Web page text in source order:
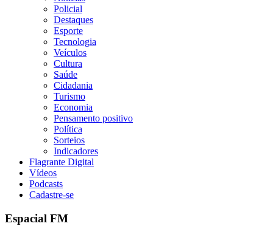
Policial
Destaques
Esporte
Tecnologia
Veículos
Cultura
Saúde
Cidadania
Turismo
Economia
Pensamento positivo
Política
Sorteios
Indicadores
Flagrante Digital
Vídeos
Podcasts
Cadastre-se
Espacial FM